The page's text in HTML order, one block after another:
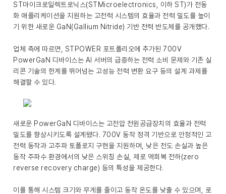
ST마이크로일렉트로닉스(STMicroelectronics, 이하 ST)가 전동
화 애플리케이션을 지원하는 고전력 시스템의 효율과 전력 밀도를 높이
기 위한 새로운 GaN(Gallium Nitride) 기반 전력 반도체를 공개했다.
업체 측에 따르면, STPOWER 포트폴리오에 추가된 700V
PowerGaN 디바이스는 AI 서버의 급증하는 전력 소비 문제와 기존 실
리콘 기술의 한계를 뛰어넘는 고성능 전력 변환 요구 등의 설계 과제를
해결할 수 있다.
새로운 PowerGaN 디바이스는 고전압 전원공급장치의 효율과 전력
밀도를 향상시키도록 설계됐다. 700V 동작 정격 기반으로 안정적인 고
전력 동작과 고주파 토폴로지 구현을 지원하며, 낮은 전도 손실과 높은
동작 주파수 환경에서의 낮은 스위칭 손실, 제로 역회복 전하(zero
reverse recovery charge) 등의 특성을 제공한다.
이를 통해 시스템 크기와 무게를 줄이고 동작 온도를 낮출 수 있으며, 로